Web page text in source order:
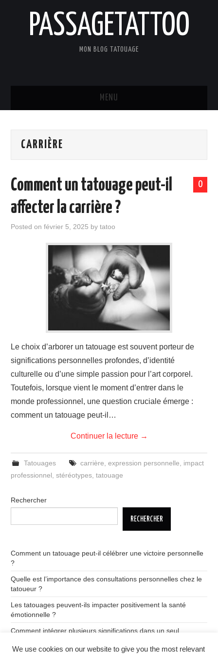
PASSAGETATTOO
MON BLOG TATOUAGE
MENU
BLOG
ART ET CULTURE
INSPIRATION
SOINS DES TATOUAGES
CARRIÈRE
0
Comment un tatouage peut-il
affecter la carrière ?
Posted onfévrier 5, 2025 bytatoo
Le choix d’arborer un tatouage est souvent porteur de
significations personnelles profondes, d’identité
culturelle ou d’une simple passion pour l’art corporel.
Toutefois, lorsque vient le moment d’entrer dans le
monde professionnel, une question cruciale émerge :
comment un tatouage peut-il…
Continuer la lecture →
Tatouages carrière expression personnelle
impact
professionnel ,stéréotypes ,tatouage
Rechercher
RECHERCHER
Comment un tatouage peut-il célébrer une victoire personnelle
?
Quelle est l’importance des consultations personnelles chez le
tatoueur ?
Les tatouages peuvent-ils impacter positivement la santé
émotionnelle ?
Comment intégrer plusieurs significations dans un seul
We use cookies on our website to give you the most relevant